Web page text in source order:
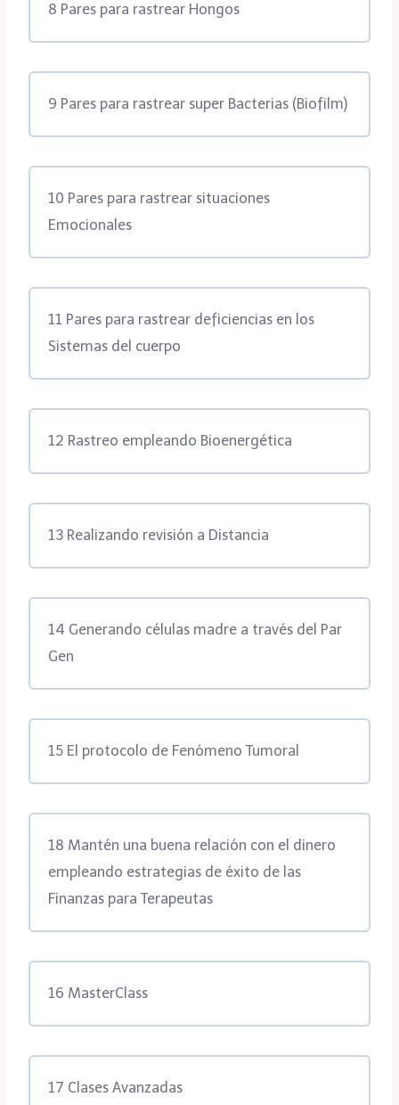
8 Pares para rastrear Hongos
9 Pares para rastrear super Bacterias (Biofilm)
10 Pares para rastrear situaciones
Emocionales
11 Pares para rastrear deficiencias en los
Sistemas del cuerpo
12 Rastreo empleando Bioenergética
13 Realizando revisión a Distancia
14 Generando células madre a través del Par
Gen
15 El protocolo de Fenómeno Tumoral
18 Mantén una buena relación con el dinero
empleando estrategias de éxito de las
Finanzas para Terapeutas
16 MasterClass
17 Clases Avanzadas